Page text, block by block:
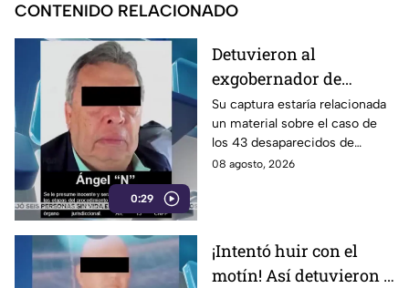
CONTENIDO RELACIONADO
0:29
Detuvieron al
exgobernador de
Guerrero, Ángel
Aguirre Rivero
Su captura estaría relacionada
un material sobre el caso de
los 43 desaparecidos de
Ayotzinapa
08 agosto, 2026
¡Intentó huir con el
motín! Así detuvieron a